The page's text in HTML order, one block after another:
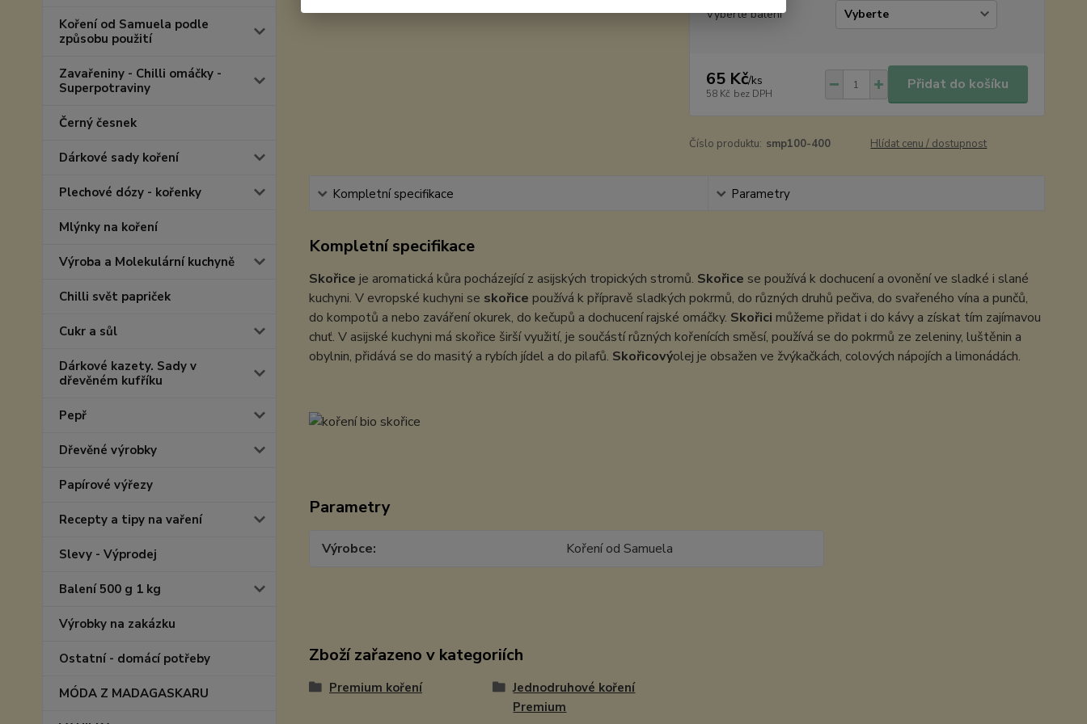
Koření od Samuela podle
způsobu použití
Zavařeniny - Chilli omáčky -
Superpotraviny
Černý česnek
Dárkové sady koření
Plechové dózy - kořenky
Mlýnky na koření
Výroba a Molekulární kuchyně
Chilli svět papriček
Cukr a sůl
Dárkové kazety. Sady v
dřevěném kufříku
Pepř
Dřevěné výrobky
Papírové výřezy
Recepty a tipy na vaření
Slevy - Výprodej
Balení 500 g 1 kg
Výrobky na zakázku
Ostatní - domácí potřeby
MÓDA Z MADAGASKARU
Vyberte balení
65 Kč/ks
58 Kč bez DPH
Přidat do košíku
Číslo produktu: smp100-400 Hlídat cenu / dostupnost
Kompletní specifikace Parametry
Kompletní specifikace
Skořice je aromatická kůra pocházející z asijských tropických stromů. Skořice se používá k dochucení a ovonění ve sladké i slané
kuchyni. V evropské kuchyni se skořice používá k přípravě sladkých pokrmů, do různých druhů pečiva, do svařeného vína a punčů,
do kompotů a nebo zaváření okurek, do kečupů a dochucení rajské omáčky. Skořici můžeme přidat i do kávy a získat tím zajímavou
chuť. V asijské kuchyni má skořice širší využití, je součástí různých kořenících směsí, používá se do pokrmů ze zeleniny, luštěnin a
obylnin, přidává se do masitý a rybích jídel a do pilafů. Skořicovýolej je obsažen ve žvýkačkách, colových nápojích a limonádách.
Parametry
Výrobce Koření od Samuela
Zboží zařazeno v kategoriích
Premium koření
Jednodruhové koření
Premium